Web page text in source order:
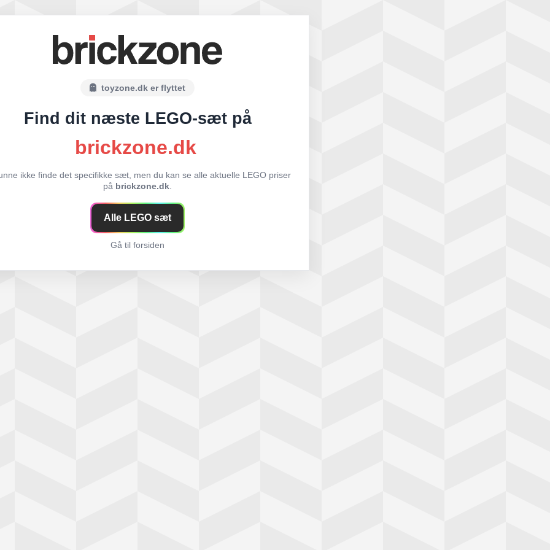
toyzone.dk er flyttet
Find dit næste LEGO-sæt på
brickzone.dk
ikke finde det specifikke sæt, men du kan se alle aktuelle LEGO priser
på brickzone.dk.
Alle LEGO sæt
Gå til forsiden